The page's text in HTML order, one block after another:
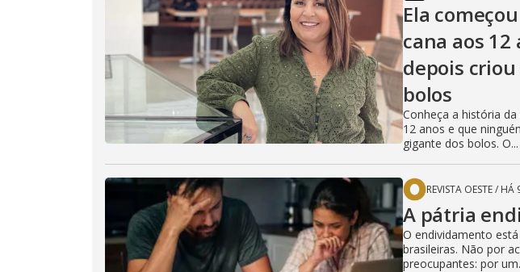
Ela
cana aos 12
depois
bolos
Conheça a história
12 anos e que
gigante dos bolos. O...
REVISTA OESTE/ HÁ
A pátria
O endividamento
brasileiras. Não por
preocupantes: por